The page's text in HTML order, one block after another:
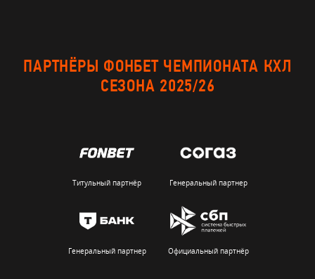
ПАРТНЁРЫ ФОНБЕТ ЧЕМПИОНАТА КХЛ
СЕЗОНА 2025/26
Титульный партнёр Генеральный партнер
Генеральный партнер Официальный партнёр